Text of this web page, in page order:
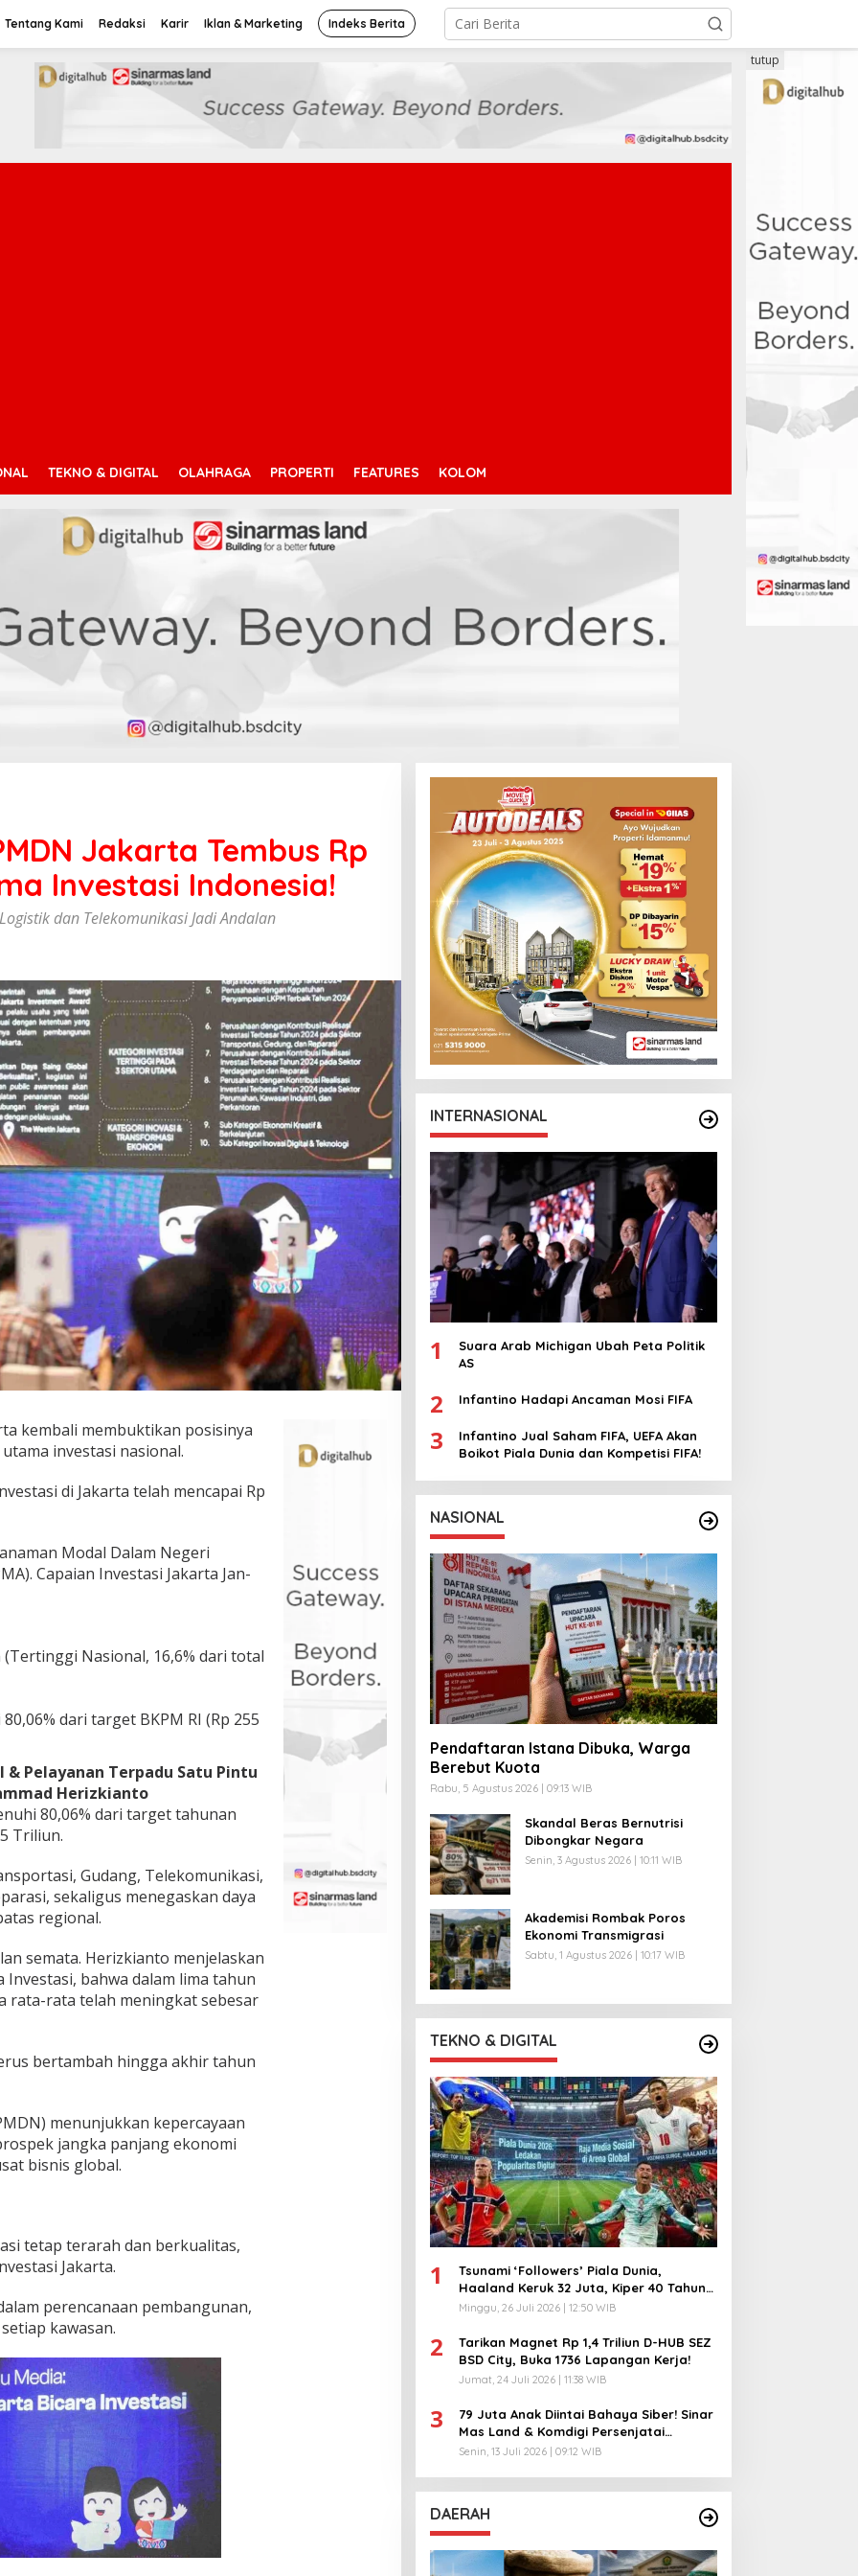
Tentang Kami Redaksi Karir Iklan & Marketing Indeks Berita
TEKNO & DIGITAL OLAHRAGA PROPERTI FEATURES KOLOM
tutup
Jakarta Tembus Rp
Investasi Indonesia!
dan Telekomunikasi Jadi Andalan
kembali membuktikan posisinya
investasi nasional.
di Jakarta telah mencapai Rp
Modal Dalam Negeri
Capaian Investasi Jakarta Jan-
(Tertinggi Nasional, 16,6% dari total
dari target BKPM RI (Rp 255
& Pelayanan Terpadu Satu Pintu
Herizkianto
80,06% dari target tahunan
Triliun.
Gudang, Telekomunikasi,
sekaligus menegaskan daya
regional.
semata. Herizkianto menjelaskan
Investasi, bahwa dalam lima tahun
rata-rata telah meningkat sebesar
bertambah hingga akhir tahun
menunjukkan kepercayaan
jangka panjang ekonomi
bisnis global.
tetap terarah dan berkualitas,
Jakarta.
perencanaan pembangunan,
kawasan.
INTERNASIONAL
1
Suara Arab Michigan Ubah Peta Politik
AS
2 Infantino Hadapi Ancaman Mosi FIFA
3
Infantino Jual Saham FIFA, UEFA Akan
Boikot Piala Dunia dan Kompetisi FIFA!
NASIONAL
Pendaftaran Istana Dibuka, Warga
Berebut Kuota
Rabu, 5 Agustus 2026 | 09:13 WIB
Skandal Beras Bernutrisi
Dibongkar Negara
Senin, 3 Agustus 2026 | 10:11 WIB
Akademisi Rombak Poros
Ekonomi Transmigrasi
Sabtu, 1 Agustus 2026 | 10:17 WIB
TEKNO & DIGITAL
1
Tsunami ‘Followers’ Piala Dunia,
Haaland Keruk 32 Juta, Kiper 40 Tahun
Bikin Geger!
Minggu, 26 Juli 2026 | 12:50 WIB
2
Tarikan Magnet Rp 1,4 Triliun D-HUB SEZ
BSD City, Buka 1736 Lapangan Kerja!
Jumat, 24 Juli 2026 | 11:38 WIB
3
79 Juta Anak Diintai Bahaya Siber! Sinar
Mas Land & Komdigi Persenjatai
Ratusan Guru!
Senin, 13 Juli 2026 | 09:12 WIB
DAERAH